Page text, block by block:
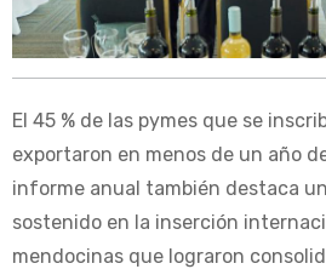
El 45 % de las pymes que se
exportaron en menos de un año
informe anual también destaca
sostenido en la inserción
mendocinas que lograron